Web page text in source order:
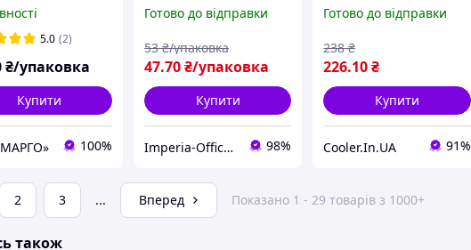
5.0 (2)
₴/упаковка
Купити
100%
Готово до відправки
47.70₴/упаковка
53 ₴/упаковка
Купити
Imperia-Office.com 98%
Готово до відправки
226.10₴
238 ₴
Купити
Cooler.In.UA 91%
2 3 ... Вперед Показано 1 - 29 товарів з 1000+
також